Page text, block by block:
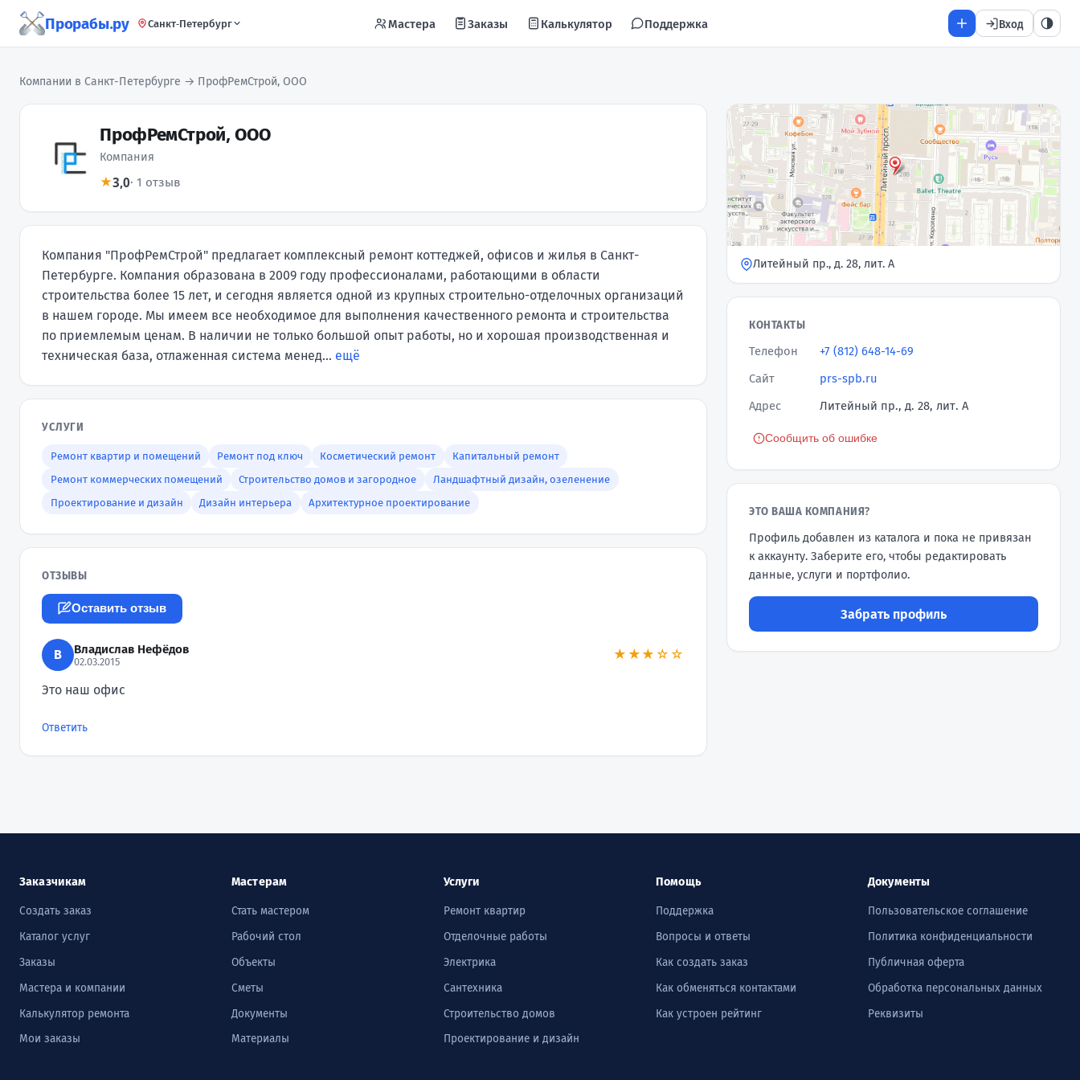
Прорабы.ру Санкт-Петербург Мастера Заказы Калькулятор Поддержка Вход
Компании в Санкт-Петербурге → ПрофРемСтрой, ООО
ПрофРемСтрой, ООО
Компания
★3,0· 1 отзыв
Компания "ПрофРемСтрой" предлагает комплексный ремонт коттеджей, офисов и жилья в Санкт-
Петербурге. Компания образована в 2009 году профессионалами, работающими в области
строительства более 15 лет, и сегодня является одной из крупных строительно-отделочных организаций
в нашем городе. Мы имеем все необходимое для выполнения качественного ремонта и строительства
по приемлемым ценам. В наличии не только большой опыт работы, но и хорошая производственная и
техническая база, отлаженная система менед... ещё
УСЛУГИ
Ремонт квартир и помещений Ремонт под ключ Косметический ремонт
Капитальный ремонт
Ремонт коммерческих помещений
Строительство домов и загородное
Ландшафтный дизайн, озеленение
Проектирование и дизайн
Дизайн интерьера Архитектурное проектирование
ОТЗЫВЫ
Оставить отзыв
В Владислав Нефёдов
02.03.2015 ★★★☆☆
Это наш офис
Ответить
Литейный пр., д. 28, лит. А
КОНТАКТЫ
Телефон
+7 (812) 648-14-69
Сайт
prs-spb.ru
Адрес
Литейный пр., д. 28, лит. А
Сообщить об ошибке
ЭТО ВАША КОМПАНИЯ?
Профиль добавлен из каталога и пока не привязан
к аккаунту. Заберите его, чтобы редактировать
данные, услуги и портфолио.
Забрать профиль
Заказчикам
Создать заказ
Каталог услуг
Заказы
Мастера и компании
Калькулятор ремонта
Мои заказы
Мастерам
Стать мастером
Рабочий стол
Объекты
Сметы
Документы
Материалы
Услуги
Ремонт квартир
Отделочные работы
Электрика
Сантехника
Строительство домов
Проектирование и дизайн
Помощь
Поддержка
Вопросы и ответы
Как создать заказ
Как обменяться контактами
Как устроен рейтинг
Документы
Пользовательское соглашение
Политика конфиденциальности
Публичная оферта
Обработка персональных данных
Реквизиты